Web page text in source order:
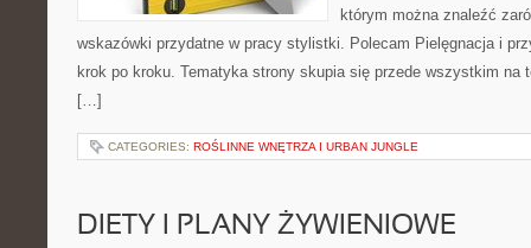
którym można znaleźć
wskazówki przydatne w pracy stylistki. Polecam Pielęgnacja i
krok po kroku. Tematyka strony skupia się przede wszystkim na
[…]
CATEGORIES: ROŚLINNE WNĘTRZA I URBAN JUNGLE
DIETY I PLANY ŻYWIENIOWE